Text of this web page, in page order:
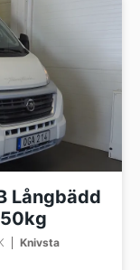
Långbädd
Knivsta